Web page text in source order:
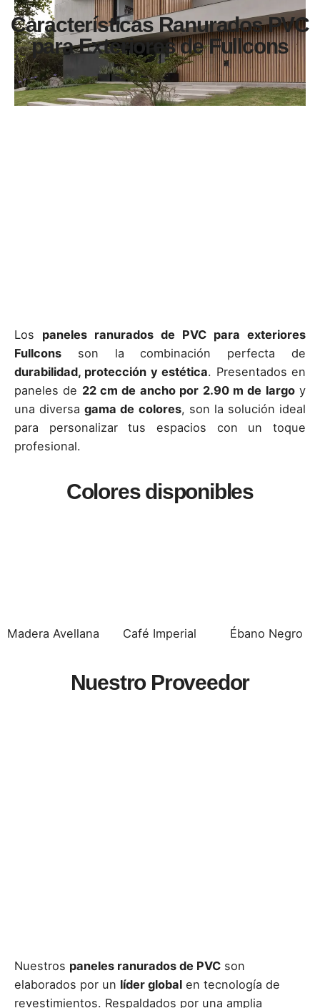
Características Ranurados PVC
para Exteriores de Fullcons
Los paneles ranurados de PVC para exteriores
Fullcons son la combinación perfecta de
durabilidad, protección y estética. Presentados en
paneles de 22 cm de ancho por 2.90 m de largoy
una diversagama de colores, son la solución ideal
para personalizar tus espacios con un toque
profesional.
Colores disponibles
Madera Avellana Café Imperial Ébano Negro
Nuestro Proveedor
Nuestros paneles ranurados de PVC son
elaborados por un líder global en tecnología de
revestimientos. Respaldados por una amplia